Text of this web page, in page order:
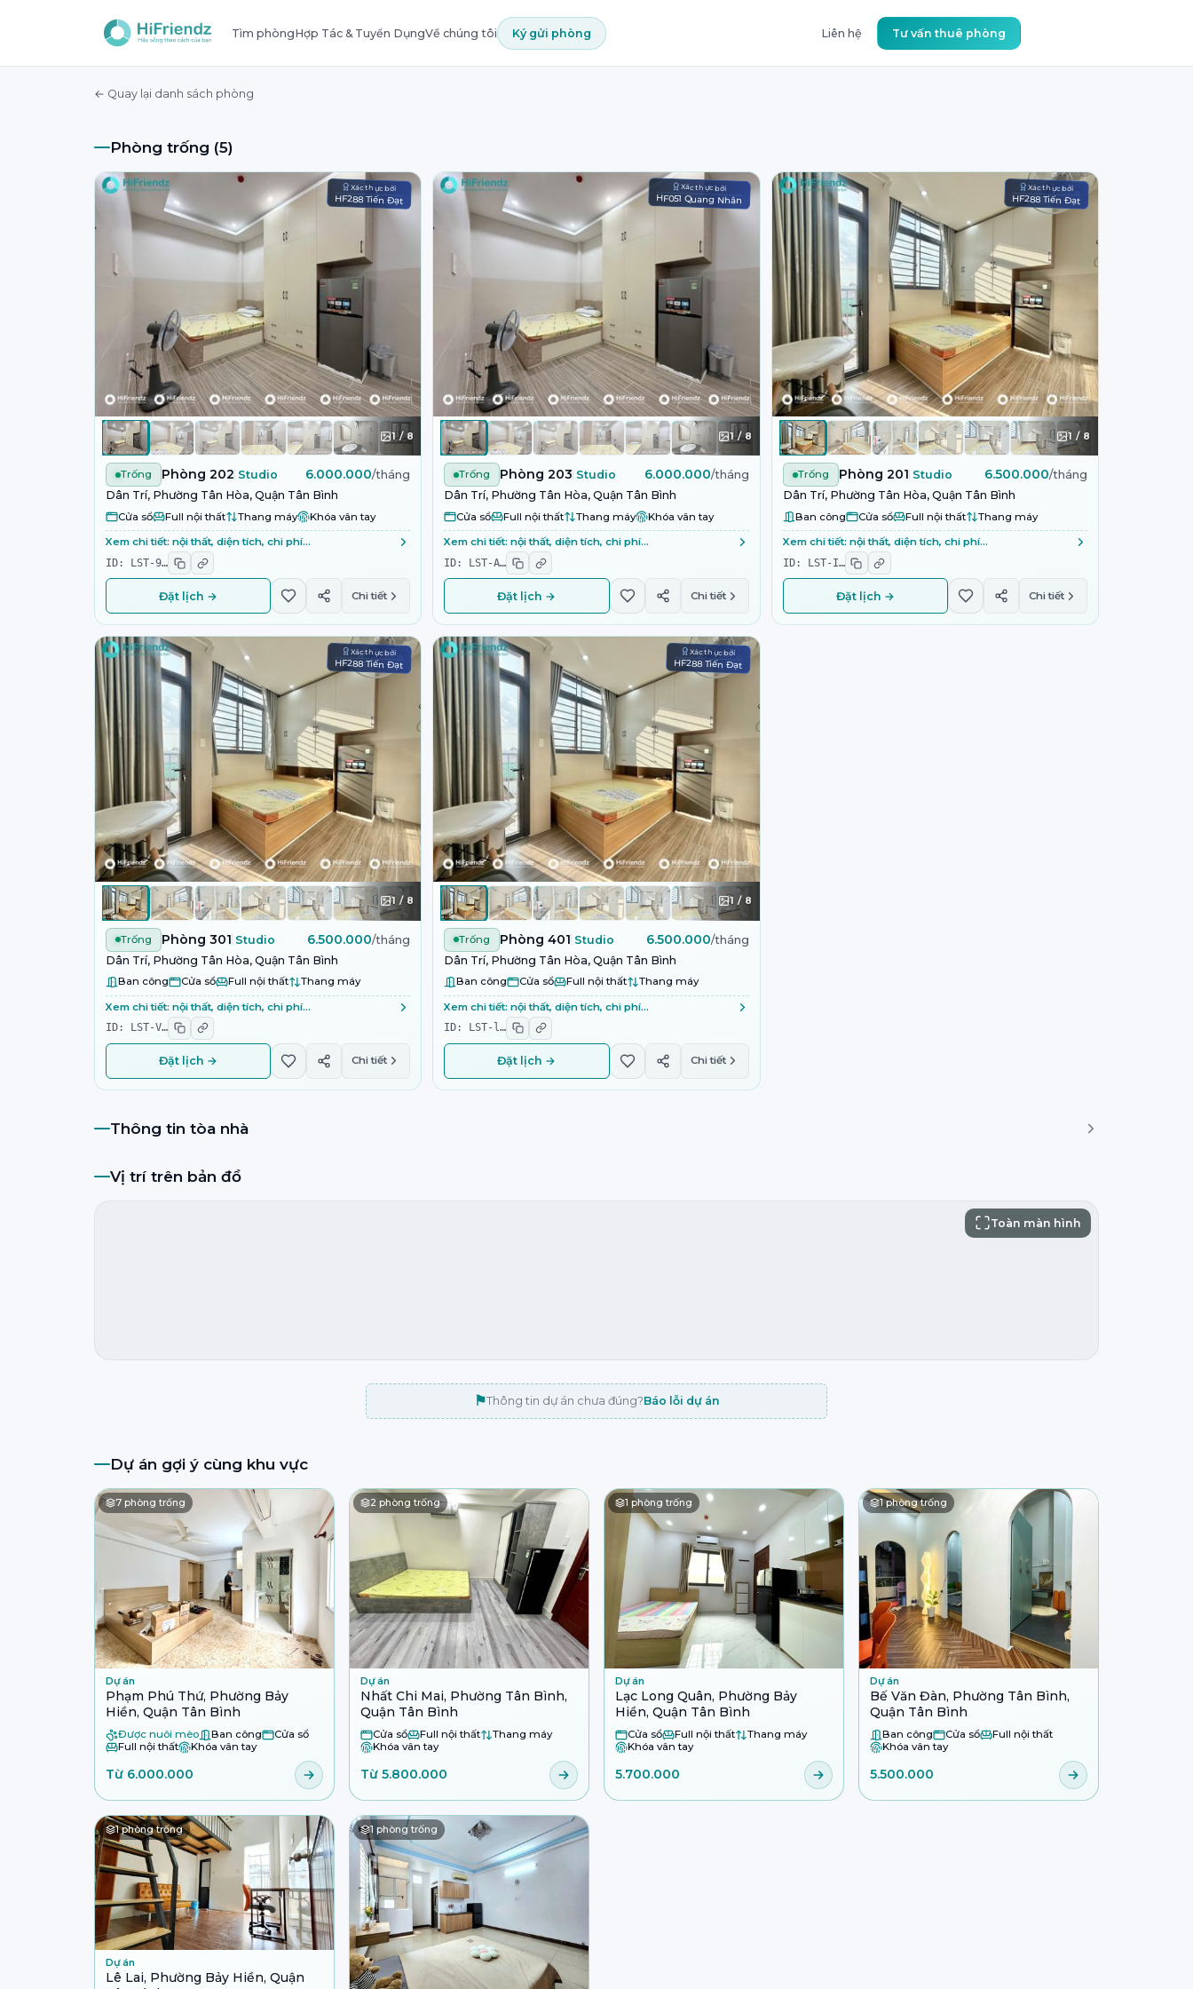
Tìm phòngHợp Tác & Tuyển DụngVề chúng tôi Ký gửi phòng Liên hệ Tư vấn thuê phòng
← Quay lại danh sách phòng
Phòng trống (5)
Xác thực bởi
HF288 Tiến Đạt
1/8
Trống Phòng 202 Studio 6.000.000/tháng
Dân Trí, Phường Tân Hòa, Quận Tân Bình
Cửa sổ Full nội thất Thang máy Khóa vân tay
Xem chi tiết: nội thất, diện tích, chi phí…
ID:
LST-9…
Đặt lịch → Chi tiết
Xác thực bởi
HF051 Quang Nhân
1/8
Trống Phòng 203 Studio 6.000.000/tháng
Dân Trí, Phường Tân Hòa, Quận Tân Bình
Cửa sổ Full nội thất Thang máy Khóa vân tay
Xem chi tiết: nội thất, diện tích, chi phí…
ID:
LST-A…
Đặt lịch → Chi tiết
Xác thực bởi
HF288 Tiến Đạt
1 / 8
Trống Phòng 201 Studio 6.500.000/tháng
Dân Trí, Phường Tân Hòa, Quận Tân Bình
Ban công Cửa sổ Full nội thất Thang máy
Xem chi tiết: nội thất, diện tích, chi phí…
ID:
LST-I…
Đặt lịch → Chi tiết
Xác thực bởi
HF288 Tiến Đạt
1 / 8
Trống Phòng 301 Studio 6.500.000/tháng
Dân Trí, Phường Tân Hòa, Quận Tân Bình
Ban công Cửa sổ Full nội thất Thang máy
Xem chi tiết: nội thất, diện tích, chi phí…
ID:
LST-V…
Đặt lịch → Chi tiết
Xác thực bởi
HF288 Tiến Đạt
1 / 8
Trống Phòng 401 Studio 6.500.000/tháng
Dân Trí, Phường Tân Hòa, Quận Tân Bình
Ban công Cửa sổ Full nội thất Thang máy
Xem chi tiết: nội thất, diện tích, chi phí…
ID:
LST-l…
Đặt lịch → Chi tiết
Thông tin tòa nhà
Vị trí trên bản đồ
Toàn màn hình
⚑Thông tin dự án chưa đúng?Báo lỗi dự án
Dự án gợi ý cùng khu vực
7 phòng trống
Dự án
Phạm Phú Thứ, Phường Bảy
Hiền, Quận Tân Bình
Được nuôi mèo Ban công
Cửa sổ
Full nội thất
Khóa vân tay
Từ 6.000.000
2 phòng trống
Dự án
Nhất Chi Mai, Phường Tân Bình,
Quận Tân Bình
Cửa sổ Full nội thất
Thang máy
Khóa vân tay
Từ 5.800.000
1 phòng trống
Dự án
Lạc Long Quân, Phường Bảy
Hiền, Quận Tân Bình
Cửa sổ Full nội thất
Thang máy
Khóa vân tay
5.700.000
1phòng trống
Dự án
Bế Văn Đàn, Phường Tân Bình,
Quận Tân Bình
Ban công Cửa sổ
Full nội thất
Khóa vân tay
5.500.000
1phòng trống
Dự án
Lê Lai, Phường Bảy Hiền, Quận
1 phòng trống